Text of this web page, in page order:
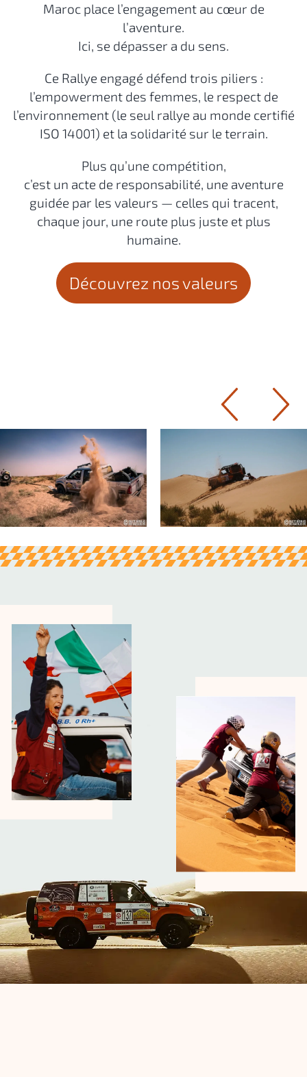
Maroc place l’engagement au cœur de
l’aventure.
Ici, se dépasser a du sens.
Ce Rallye engagé défend trois piliers :
l’empowerment des femmes, le respect de
l’environnement (le seul rallye au monde certifié
ISO 14001) et la solidarité sur le terrain.
Plus qu’une compétition,
c’est un acte de responsabilité, une aventure
guidée par les valeurs — celles qui tracent,
chaque jour, une route plus juste et plus
humaine.
Découvrez nos valeurs